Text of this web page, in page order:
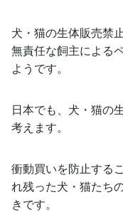
犬・猫の生体販売禁
無責任な飼主による
ようです。
日本でも、犬・猫の
考えます。
衝動買いを防止する
れ残った犬・猫たち
きです。